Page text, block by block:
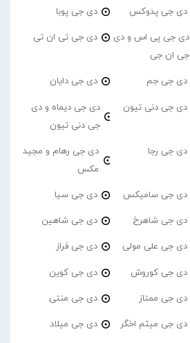
دی جی پدوکس دی جی پوبا
دی جی پی اس و دی
جی ان جی
دی جی تی ان تی
دی جی جم دی جی دایان
دی جی دنی تیون
دی جی دیماه و دی
جی دنی تیون
دی جی رجا
دی جی رهام و مجید
مکس
دی جی سامیکس دی جی سیا
دی جی شاهرخ دی جی شاهین
دی جی علی مولی دی جی فراز
دی جی کوروش دی جی کوین
دی جی ممتاز دی جی منتی
دی جی میثم اخگر دی جی میلاد